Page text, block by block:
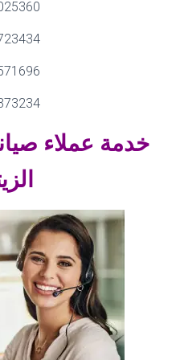
خدمة عملاء